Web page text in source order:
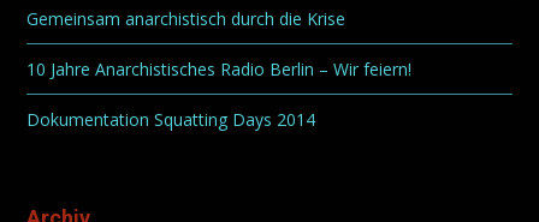
Gemeinsam anarchistisch durch die Krise
10 Jahre Anarchistisches Radio Berlin – Wir feiern!
Dokumentation Squatting Days 2014